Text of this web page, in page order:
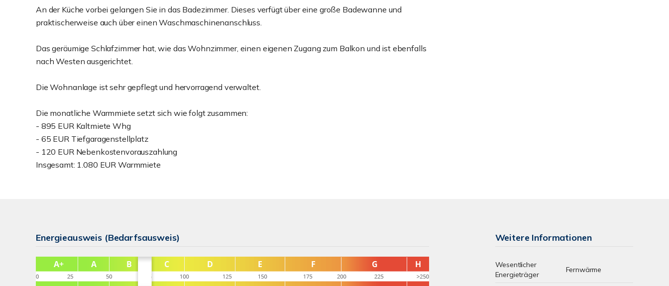
An der Küche vorbei gelangen Sie in das Badezimmer. Dieses verfügt über eine große Badewanne und
praktischerweise auch über einen Waschmaschinenanschluss.
Das geräumige Schlafzimmer hat, wie das Wohnzimmer, einen eigenen Zugang zum Balkon und ist ebenfalls
nach Westen ausgerichtet.
Die Wohnanlage ist sehr gepflegt und hervorragend verwaltet.
Die monatliche Warmmiete setzt sich wie folgt zusammen:
- 895 EUR Kaltmiete Whg
- 65 EUR Tiefgaragenstellplatz
- 120 EUR Nebenkostenvorauszahlung
Insgesamt: 1.080 EUR Warmmiete
Energieausweis (Bedarfsausweis) Weitere Informationen
Wesentlicher
Energieträger
Fernwärme